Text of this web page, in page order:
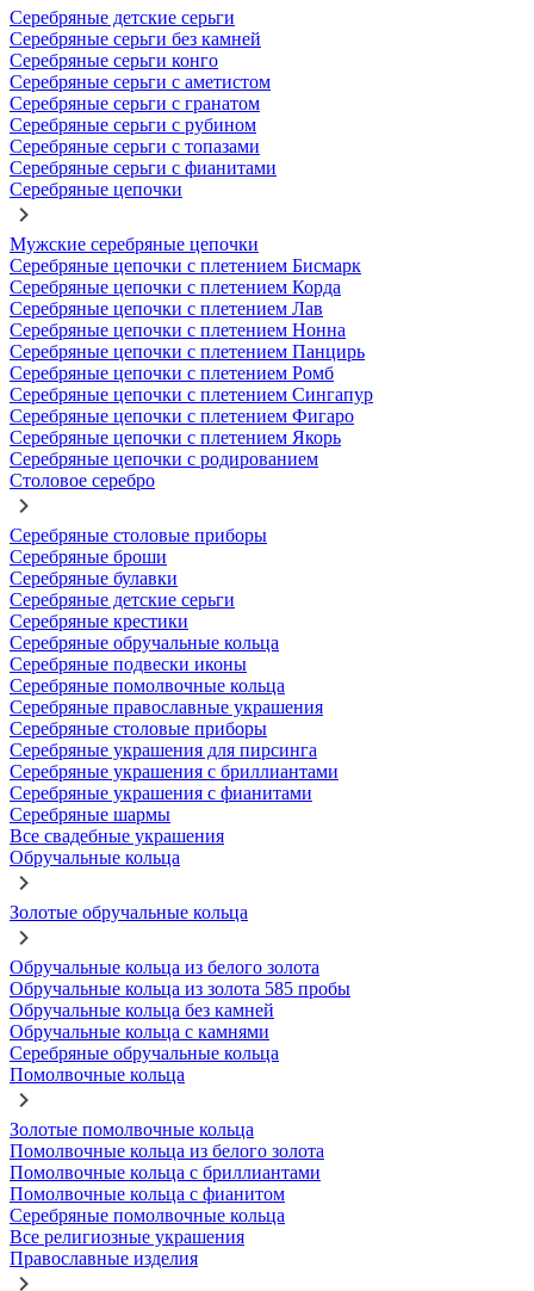
Серебряные детские серьги
Серебряные серьги без камней
Серебряные серьги конго
Серебряные серьги с аметистом
Серебряные серьги с гранатом
Серебряные серьги с рубином
Серебряные серьги с топазами
Серебряные серьги с фианитами
Серебряные цепочки
Мужские серебряные цепочки
Серебряные цепочки с плетением Бисмарк
Серебряные цепочки с плетением Корда
Серебряные цепочки с плетением Лав
Серебряные цепочки с плетением Нонна
Серебряные цепочки с плетением Панцирь
Серебряные цепочки с плетением Ромб
Серебряные цепочки с плетением Сингапур
Серебряные цепочки с плетением Фигаро
Серебряные цепочки с плетением Якорь
Серебряные цепочки с родированием
Столовое серебро
Серебряные столовые приборы
Серебряные броши
Серебряные булавки
Серебряные детские серьги
Серебряные крестики
Серебряные обручальные кольца
Серебряные подвески иконы
Серебряные помолвочные кольца
Серебряные православные украшения
Серебряные столовые приборы
Серебряные украшения для пирсинга
Серебряные украшения с бриллиантами
Серебряные украшения с фианитами
Серебряные шармы
Все свадебные украшения
Обручальные кольца
Золотые обручальные кольца
Обручальные кольца из белого золота
Обручальные кольца из золота 585 пробы
Обручальные кольца без камней
Обручальные кольца с камнями
Серебряные обручальные кольца
Помолвочные кольца
Золотые помолвочные кольца
Помолвочные кольца из белого золота
Помолвочные кольца с бриллиантами
Помолвочные кольца с фианитом
Серебряные помолвочные кольца
Все религиозные украшения
Православные изделия